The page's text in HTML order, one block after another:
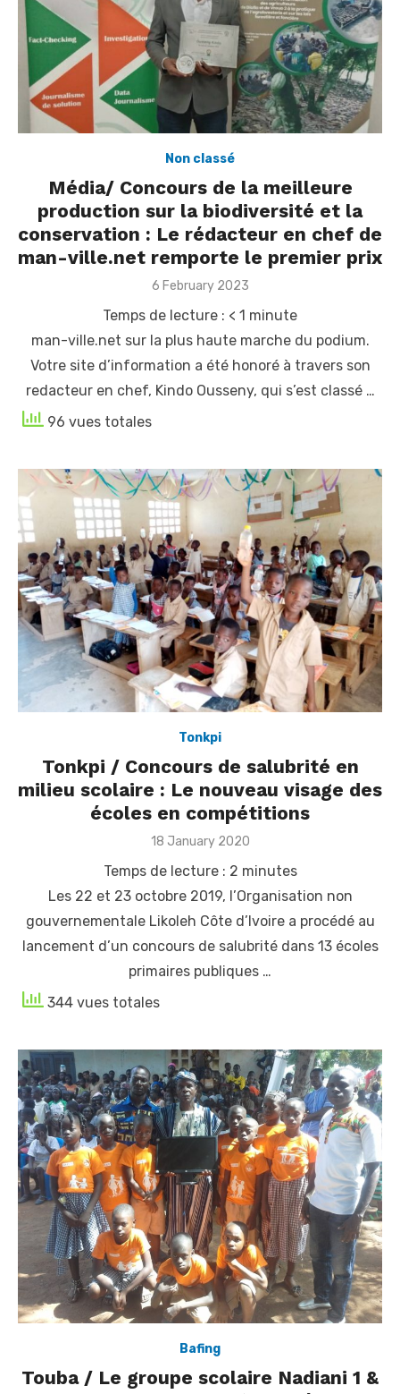
Non classé
Média/ Concours de la meilleure
production sur la biodiversité et la
conservation : Le rédacteur en chef de
man-ville.net remporte le premier prix
Posted
6 February 2023
Temps de lecture : < 1 minute
man-ville.net sur la plus haute marche du podium.
Votre site d’information a été honoré à travers son
redacteur en chef, Kindo Ousseny, qui s’est classé …
96 vues totales
Tonkpi
Tonkpi / Concours de salubrité en
milieu scolaire : Le nouveau visage des
écoles en compétitions
Posted
18 January 2020
Temps de lecture : 2 minutes
Les 22 et 23 octobre 2019, l’Organisation non
gouvernementale Likoleh Côte d’Ivoire a procédé au
lancement d’un concours de salubrité dans 13 écoles
primaires publiques …
344 vues totales
Bafing
Touba / Le groupe scolaire Nadiani 1 &